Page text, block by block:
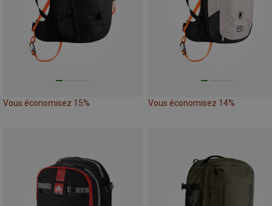
Vous économisez 15% Vous économisez 14%